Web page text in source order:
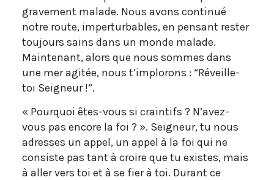
gravement malade. Nous avons continué
notre route, imperturbables, en pensant rester
toujours sains dans un monde malade.
Maintenant, alors que nous sommes dans
une mer agitée, nous t’implorons : “Réveille-
toi Seigneur !”.
« Pourquoi êtes-vous si craintifs ? N’avez-
vous pas encore la foi ? ». Seigneur, tu nous
adresses un appel, un appel à la foi qui ne
consiste pas tant à croire que tu existes, mais
à aller vers toi et à se fier à toi. Durant ce